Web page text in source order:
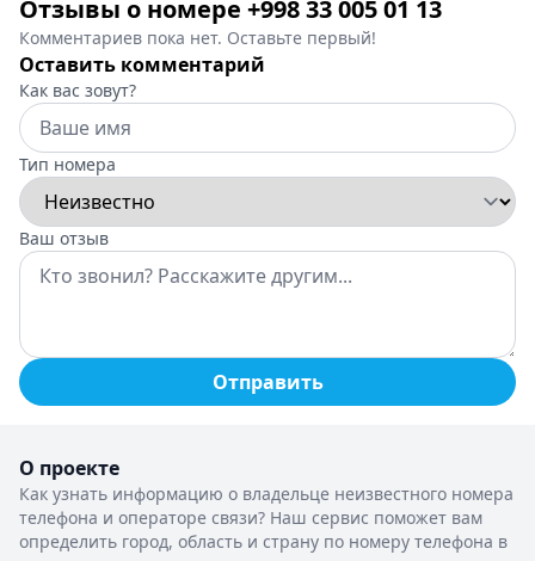
Отзывы о номере +998 33 005 01 13
Комментариев пока нет. Оставьте первый!
Оставить комментарий
Как вас зовут?
Тип номера
Ваш отзыв
Отправить
О проекте
Как узнать информацию о владельце неизвестного номера
телефона и операторе связи? Наш сервис поможет вам
определить город, область и страну по номеру телефона в